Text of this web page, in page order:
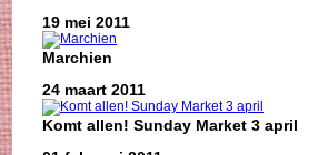
19 mei 2011
Marchien
24 maart 2011
Komt allen! Sunday Market 3 april